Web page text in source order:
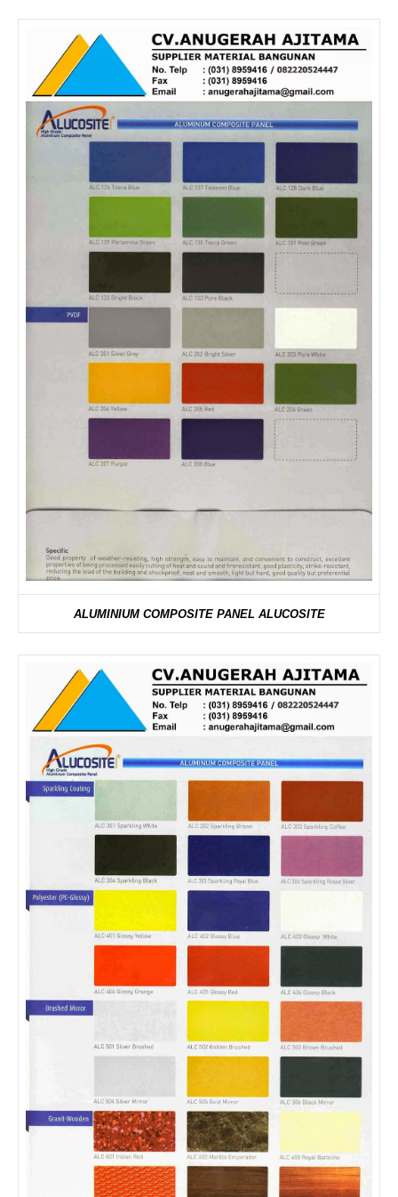
ALUMINIUM COMPOSITE PANEL ALUCOSITE